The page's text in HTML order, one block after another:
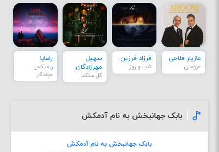
مازیار فلاحی
عروسی
فرزاد فرزین
شب و روز
سهیل
مهرزادگان
گل سنگم
رضایا
ریمیکس
موندگار
بابک جهانبخش به نام آدمکش
بابک جهانبخش به نام آدمکش